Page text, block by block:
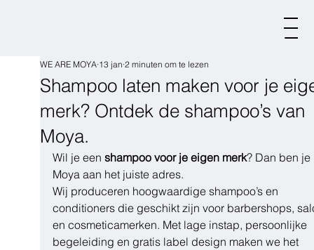
Shampoo laten maken voor je
merk? Ontdek de shampoo’s van
Moya.
WE ARE MOYA 13 jan 2 minuten om te lezen
Wil je een shampoo voor je eigen merk? Dan ben
Moya aan het juiste adres.
Wij produceren hoogwaardige shampoo’s en
conditioners die geschikt zijn voor barbershops,
en cosmeticamerken. Met lage instap, persoonlijke
begeleiding en gratis label design maken we het